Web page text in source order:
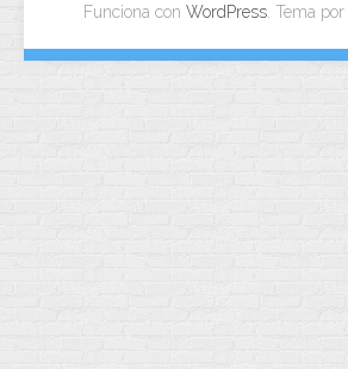
Funciona con WordPress . Tema por